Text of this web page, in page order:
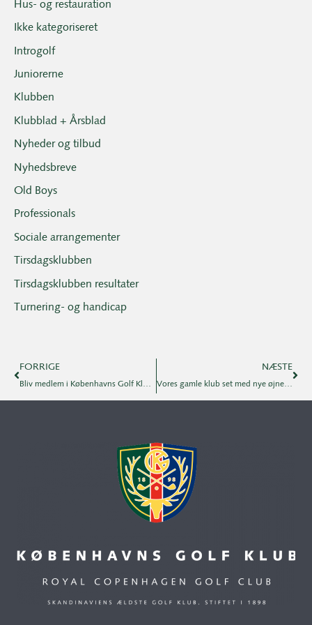
Hus- og restauration
Ikke kategoriseret
Introgolf
Juniorerne
Klubben
Klubblad + Årsblad
Nyheder og tilbud
Nyhedsbreve
Old Boys
Professionals
Sociale arrangementer
Tirsdagsklubben
Tirsdagsklubben resultater
Turnering- og handicap
FORRIGE
Bliv medlem i Københavns Golf Klub pr. 1.1.2019
NÆSTE
Vores gamle klub set med nye øjne – og ny blodtype